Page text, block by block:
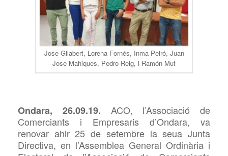
Jose Gilabert, Lorena Fornés, Inma Peiró, Juan
Jose Mahiques, Pedro Reig, i Ramón Mut
Ondara, 26.09.19.
ACO, l’Associació de
Comerciants i Empresaris d’Ondara, va
renovar ahir 25 de setembre la seua Junta
Directiva, en l’Assemblea General Ordinària i